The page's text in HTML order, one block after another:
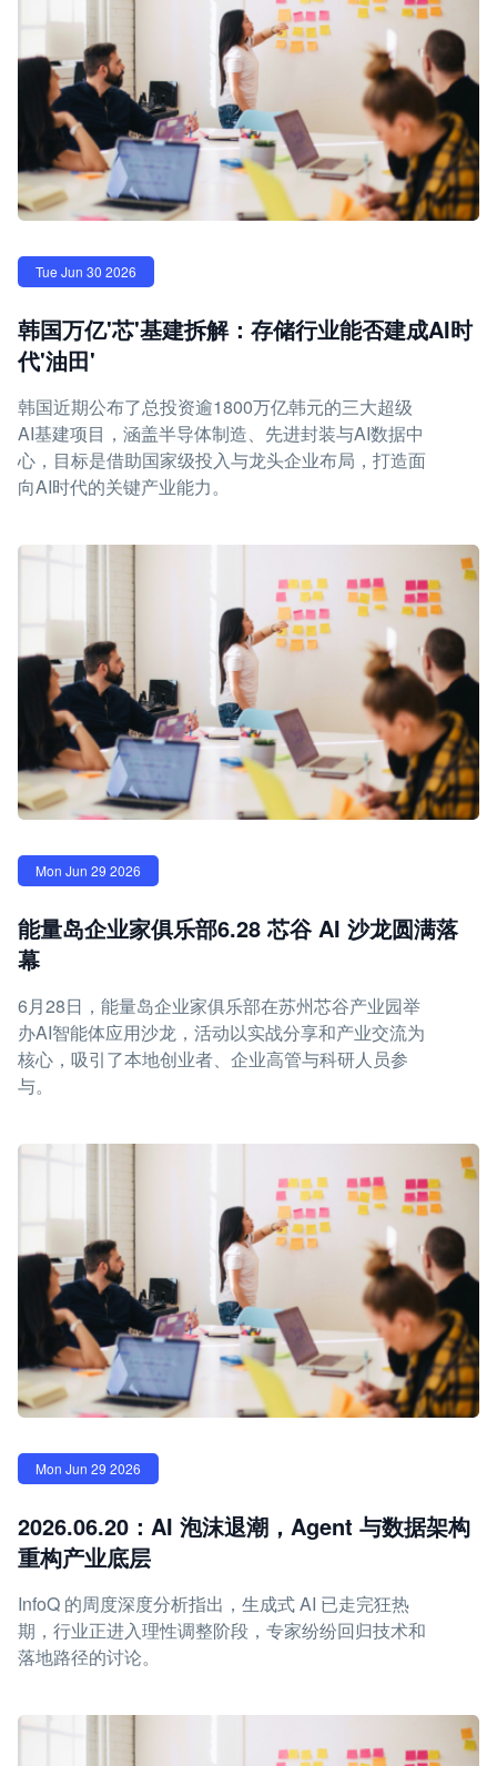
Tue Jun 30 2026
韩国万亿'芯'基建拆解：存储行业能否建成AI时
代'油田'
韩国近期公布了总投资逾1800万亿韩元的三大超级
AI基建项目，涵盖半导体制造、先进封装与AI数据中
心，目标是借助国家级投入与龙头企业布局，打造面
向AI时代的关键产业能力。
Mon Jun 29 2026
能量岛企业家俱乐部6.28 芯谷 AI 沙龙圆满落
幕
6月28日，能量岛企业家俱乐部在苏州芯谷产业园举
办AI智能体应用沙龙，活动以实战分享和产业交流为
核心，吸引了本地创业者、企业高管与科研人员参
与。
Mon Jun 29 2026
2026.06.20：AI 泡沫退潮，Agent 与数据架构
重构产业底层
InfoQ 的周度深度分析指出，生成式 AI 已走完狂热
期，行业正进入理性调整阶段，专家纷纷回归技术和
落地路径的讨论。